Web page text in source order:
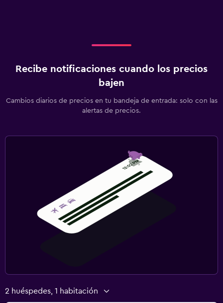
Recibe notificaciones cuando los precios
bajen
Cambios diarios de precios en tu bandeja de entrada: solo con las
alertas de precios.
2 huéspedes, 1 habitación